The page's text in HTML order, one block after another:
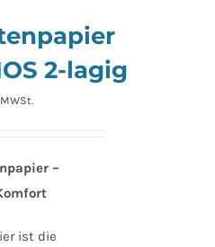
2-lagig
–
ist die